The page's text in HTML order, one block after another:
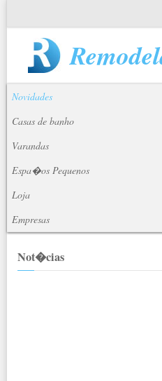
Novidades
Casas de banho
Varandas
Espa�os Pequenos
Loja
Empresas
Not�cias